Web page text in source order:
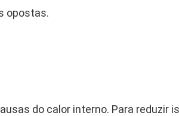
opostas.
do calor interno. Para reduzir